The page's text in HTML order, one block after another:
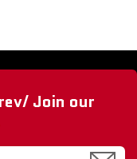
Join our